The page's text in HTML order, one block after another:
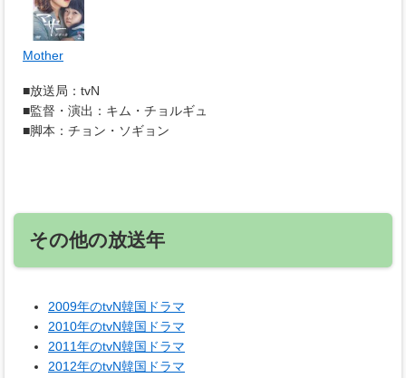
Mother
■放送局：tvN
■監督・演出：キム・チョルギュ
■脚本：チョン・ソギョン
その他の放送年
2009年のtvN韓国ドラマ
2010年のtvN韓国ドラマ
2011年のtvN韓国ドラマ
2012年のtvN韓国ドラマ